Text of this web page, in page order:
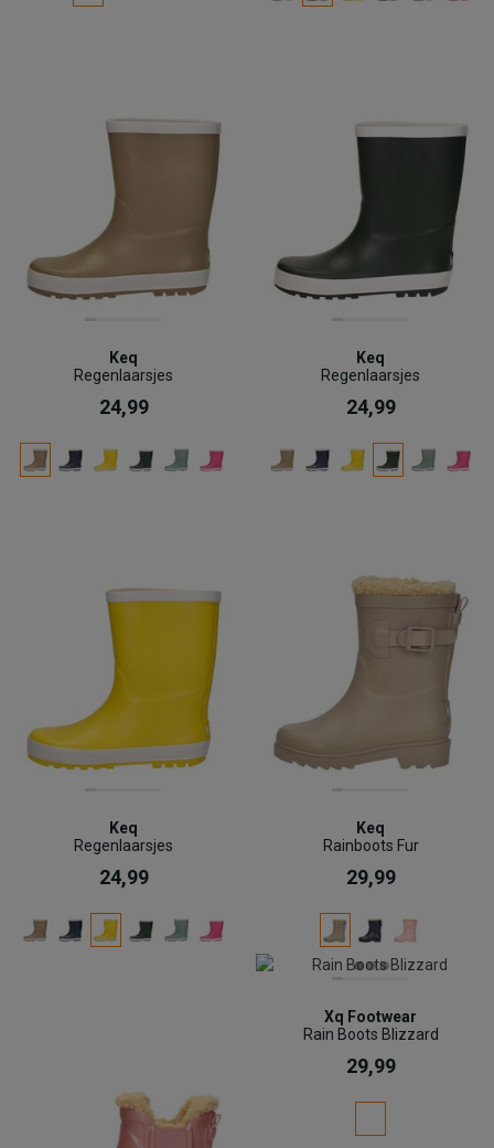
Keq
Regenlaarsjes
24,99
Keq
Regenlaarsjes
24,99
Keq
Regenlaarsjes
24,99
Keq
Rainboots Fur
29,99
Xq Footwear
Rain Boots Blizzard
29,99